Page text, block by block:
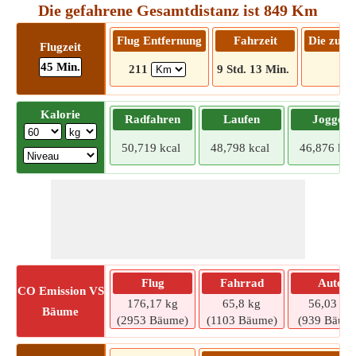
Die gefahrene Gesamtdistanz ist 849 Km
Flugzeit
45 Min.
Flug Entfernung
211
Fahrzeit
9 Std. 13 Min.
Die zu
Kalorie Radfahren
50,719 kcal
Laufen
48,798 kcal
Joggen
46,876
CO Emission VS
Bäume
Flug
176,17 kg
(2953 Bäume)
Fahrrad
65,8 kg
(1103 Bäume)
Auto
56,03 kg
(939